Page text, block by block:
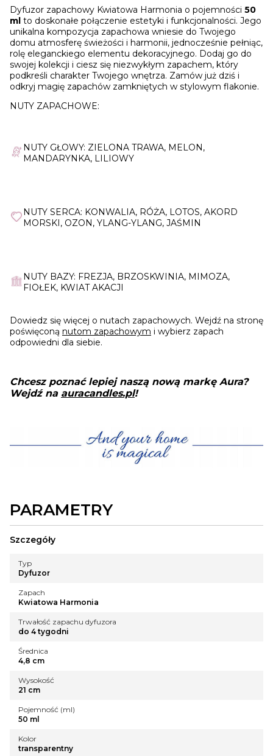
Dyfuzor zapachowy Kwiatowa Harmonia o pojemności 50
ml to doskonałe połączenie estetyki i funkcjonalności. Jego
unikalna kompozycja zapachowa wniesie do Twojego
domu atmosferę świeżości i harmonii, jednocześnie pełniąc,
rolę eleganckiego elementu dekoracyjnego. Dodaj go do
swojej kolekcji i ciesz się niezwykłym zapachem, który
podkreśli charakter Twojego wnętrza. Zamów już dziś i
odkryj magię zapachów zamkniętych w stylowym flakonie.
NUTY ZAPACHOWE:
NUTY GŁOWY: ZIELONA TRAWA, MELON,
MANDARYNKA, LILIOWY
NUTY SERCA: KONWALIA, RÓŻA, LOTOS, AKORD
MORSKI, OZON, YLANG-YLANG, JAŚMIN
NUTY BAZY: FREZJA, BRZOSKWINIA, MIMOZA,
FIOŁEK, KWIAT AKACJI
Dowiedz się więcej o nutach zapachowych. Wejdź na stronę
poświęconą nutom zapachowym i wybierz zapach
odpowiedni dla siebie.
Chcesz poznać lepiej naszą nową markę Aura?
Wejdź na auracandles.pl!
PARAMETRY
Szczegóły
Typ
Dyfuzor
Zapach
Kwiatowa Harmonia
Trwałość zapachu dyfuzora
do 4 tygodni
Średnica
4,8 cm
Wysokość
21 cm
Pojemność (ml)
50 ml
Kolor
transparentny